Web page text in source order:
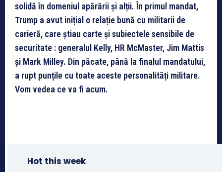
solidă în domeniul apărării și alții. În primul mandat,
Trump a avut inițial o relație bună cu militarii de
carieră, care știau carte și subiectele sensibile de
securitate : generalul Kelly, HR McMaster, Jim Mattis
și Mark Milley. Din păcate, până la finalul mandatului,
a rupt punțile cu toate aceste personalități militare.
Vom vedea ce va fi acum.
Hot this week